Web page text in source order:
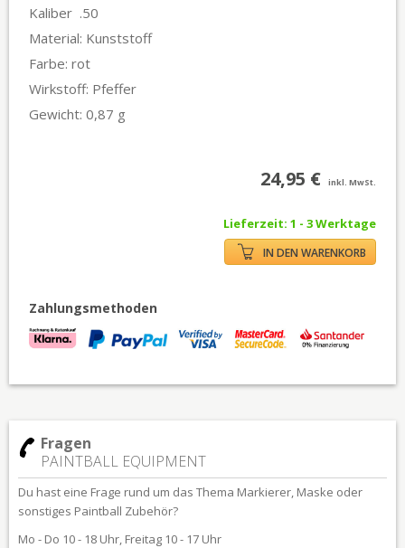
Kaliber .50
Material: Kunststoff
Farbe: rot
Wirkstoff: Pfeffer
Gewicht: 0,87 g
24,95 € inkl. MwSt.
Lieferzeit: 1 - 3 Werktage
IN DEN WARENKORB
Zahlungsmethoden
Fragen
PAINTBALL EQUIPMENT
Du hast eine Frage rund um das Thema Markierer, Maske oder
sonstiges Paintball Zubehör?
Mo - Do 10 - 18 Uhr, Freitag 10 - 17 Uhr